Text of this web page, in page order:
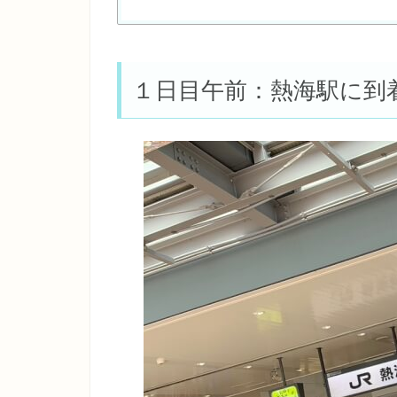
１日目午前：熱海駅に到